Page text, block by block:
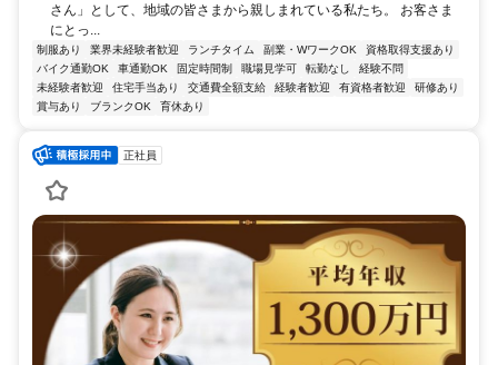
さん」として、地域の皆さまから親しまれている私たち。 お客さま
にとっ...
制服あり 業界未経験者歓迎 ランチタイム 副業・WワークOK
資格取得支援あり
バイク通勤OK
車通勤OK 固定時間制 職場見学可 転勤なし
経験不問
未経験者歓迎
住宅手当あり 交通費全額支給 経験者歓迎 有資格者歓迎
研修あり
賞与あり
ブランクOK 育休あり
正社員